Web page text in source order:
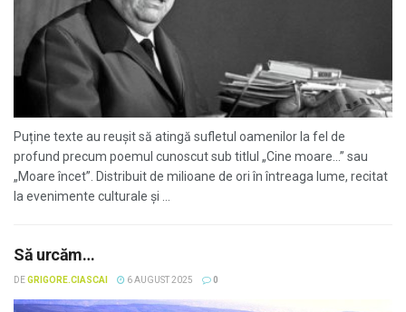
Puține texte au reușit să atingă sufletul oamenilor la fel de
profund precum poemul cunoscut sub titlul „Cine moare...” sau
„Moare încet”. Distribuit de milioane de ori în întreaga lume, recitat
la evenimente culturale și ...
Să urcăm…
DEGRIGORE.CIASCAI 6 AUGUST 2025 0